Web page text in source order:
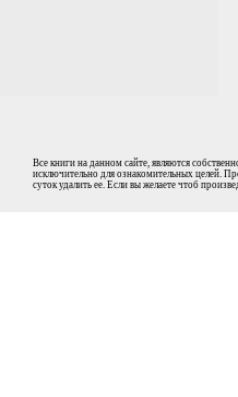
Все книги на данном сайте, являются
исключительно для ознакомительных целей.
суток удалить ее. Если вы желаете чтоб